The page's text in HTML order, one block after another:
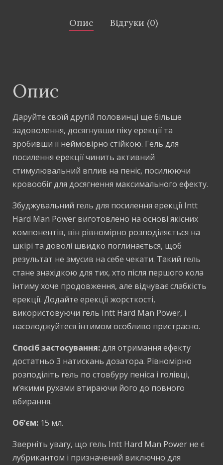
Опис Відгуки (0)
Опис
Даруйте своїй другій половинці ще більше
задоволення, досягнувши піку ерекції та
зробивши її неймовірно стійкою. Гель для
посилення ерекції чинить активний
стимулювальний вплив на пеніс, посилюючи
кровообіг для досягнення максимального ефекту.
Збуджувальний гель для посилення ерекції Intt
Hard Man Power виготовлено на основі якісних
компонентів, він рівномірно розподіляється на
шкірі та доволі швидко поглинається, щоб
результат не змусив на себе чекати. Такий гель
стане знахідкою для тих, хто після першого кола
інтиму хоче продовження, але відчуває слабкість
ерекції. Додайте ерекції жорсткості,
використовуючи гель Intt Hard Man Power, і
насолоджуйтеся інтимом особливо пристрасно.
Спосіб застосування:для отримання ефекту
достатньо 3 натискань дозатора. Рівномірно
розподіліть гель по стовбуру пеніса і голівці,
м’якими рухами втираючи його до повного
вбирання.
Об’єм: 15 мл.
Зверніть увагу, що гель Intt Hard Man Power не є
лубрикантом і призначений виключно для